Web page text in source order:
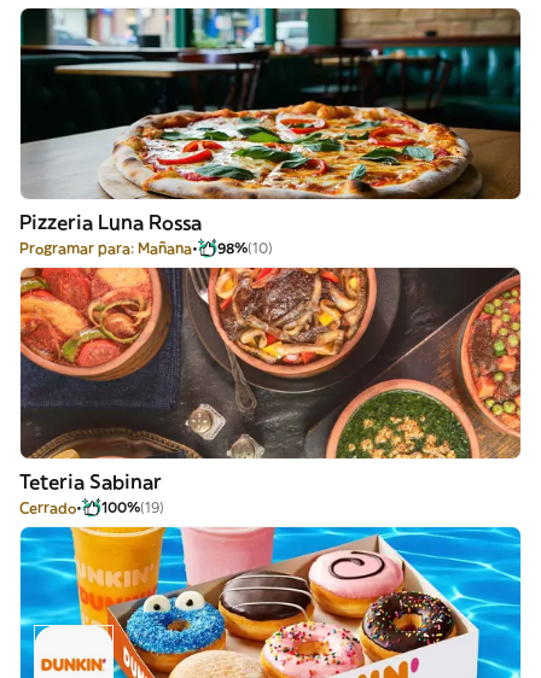
Pizzeria Luna Rossa
Programar para: Mañana 98%(10)
Teteria Sabinar
Cerrado 100%(19)